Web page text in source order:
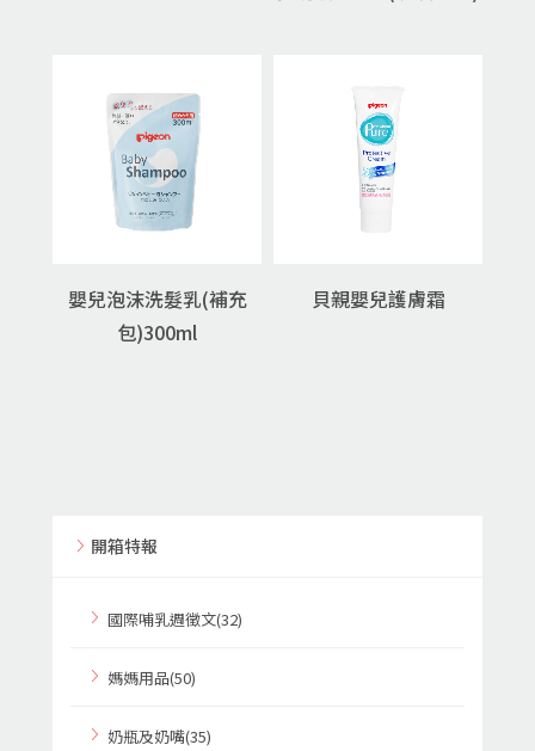
嬰兒泡沫洗髮乳(補充
包)300ml
貝親嬰兒護膚霜
開箱特報
國際哺乳週徵文(32)
媽媽用品(50)
奶瓶及奶嘴(35)